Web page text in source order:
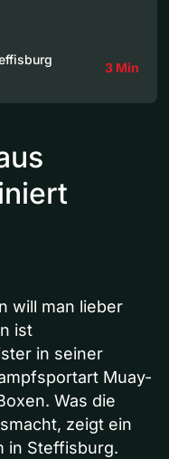
3 Min
will man lieber
ist
in seiner
Muay-
Was die
zeigt ein
in Steffisburg.